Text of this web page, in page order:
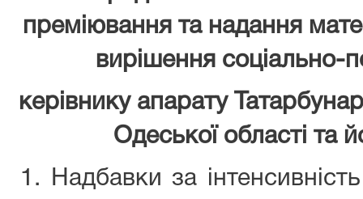
преміювання та надання
вирішення соціально-
керівнику апарату
Одеської області та
1. Надбавки за